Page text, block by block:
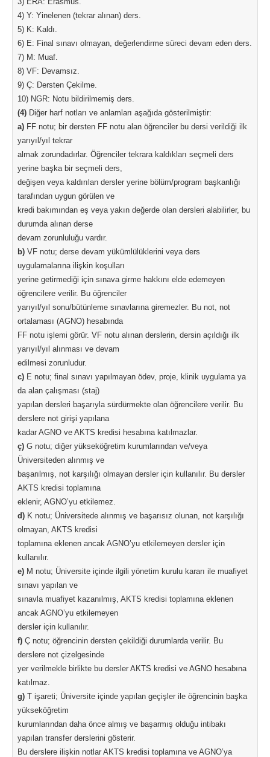
4) Y: Yinelenen (tekrar alınan) ders.
5) K: Kaldı.
6) E: Final sınavı olmayan, değerlendirme süreci devam eden ders.
7) M: Muaf.
8) VF: Devamsız.
9) Ç: Dersten Çekilme.
10) NGR: Notu bildirilmemiş ders.
(4) Diğer harf notları ve anlamları aşağıda gösterilmiştir:
a) FF notu; bir dersten FF notu alan öğrenciler bu dersi verildiği ilk
yarıyıl/yıl tekrar
almak zorundadırlar. Öğrenciler tekrara kaldıkları seçmeli ders
yerine başka bir seçmeli ders,
değişen veya kaldırılan dersler yerine bölüm/program başkanlığı
tarafından uygun görülen ve
kredi bakımından eş veya yakın değerde olan dersleri alabilirler, bu
durumda alınan derse
devam zorunluluğu vardır.
b) VF notu; derse devam yükümlülüklerini veya ders
uygulamalarına ilişkin koşulları
yerine getirmediği için sınava girme hakkını elde edemeyen
öğrencilere verilir. Bu öğrenciler
yarıyıl/yıl sonu/bütünleme sınavlarına giremezler. Bu not, not
ortalaması (AGNO) hesabında
FF notu işlemi görür. VF notu alınan derslerin, dersin açıldığı ilk
yarıyıl/yıl alınması ve devam
edilmesi zorunludur.
c) E notu; final sınavı yapılmayan ödev, proje, klinik uygulama ya
da alan çalışması (staj)
yapılan dersleri başarıyla sürdürmekte olan öğrencilere verilir. Bu
derslere not girişi yapılana
kadar AGNO ve AKTS kredisi hesabına katılmazlar.
ç) G notu; diğer yükseköğretim kurumlarından ve/veya
Üniversiteden alınmış ve
başarılmış, not karşılığı olmayan dersler için kullanılır. Bu dersler
AKTS kredisi toplamına
eklenir, AGNO’yu etkilemez.
d) K notu; Üniversitede alınmış ve başarısız olunan, not karşılığı
olmayan, AKTS kredisi
toplamına eklenen ancak AGNO’yu etkilemeyen dersler için
kullanılır.
e) M notu; Üniversite içinde ilgili yönetim kurulu kararı ile muafiyet
sınavı yapılan ve
sınavla muafiyet kazanılmış, AKTS kredisi toplamına eklenen
ancak AGNO’yu etkilemeyen
dersler için kullanılır.
f) Ç notu; öğrencinin dersten çekildiği durumlarda verilir. Bu
derslere not çizelgesinde
yer verilmekle birlikte bu dersler AKTS kredisi ve AGNO hesabına
katılmaz.
g) T işareti; Üniversite içinde yapılan geçişler ile öğrencinin başka
yükseköğretim
kurumlarından daha önce almış ve başarmış olduğu intibakı
yapılan transfer derslerini gösterir.
Bu derslere ilişkin notlar AKTS kredisi toplamına ve AGNO’ya